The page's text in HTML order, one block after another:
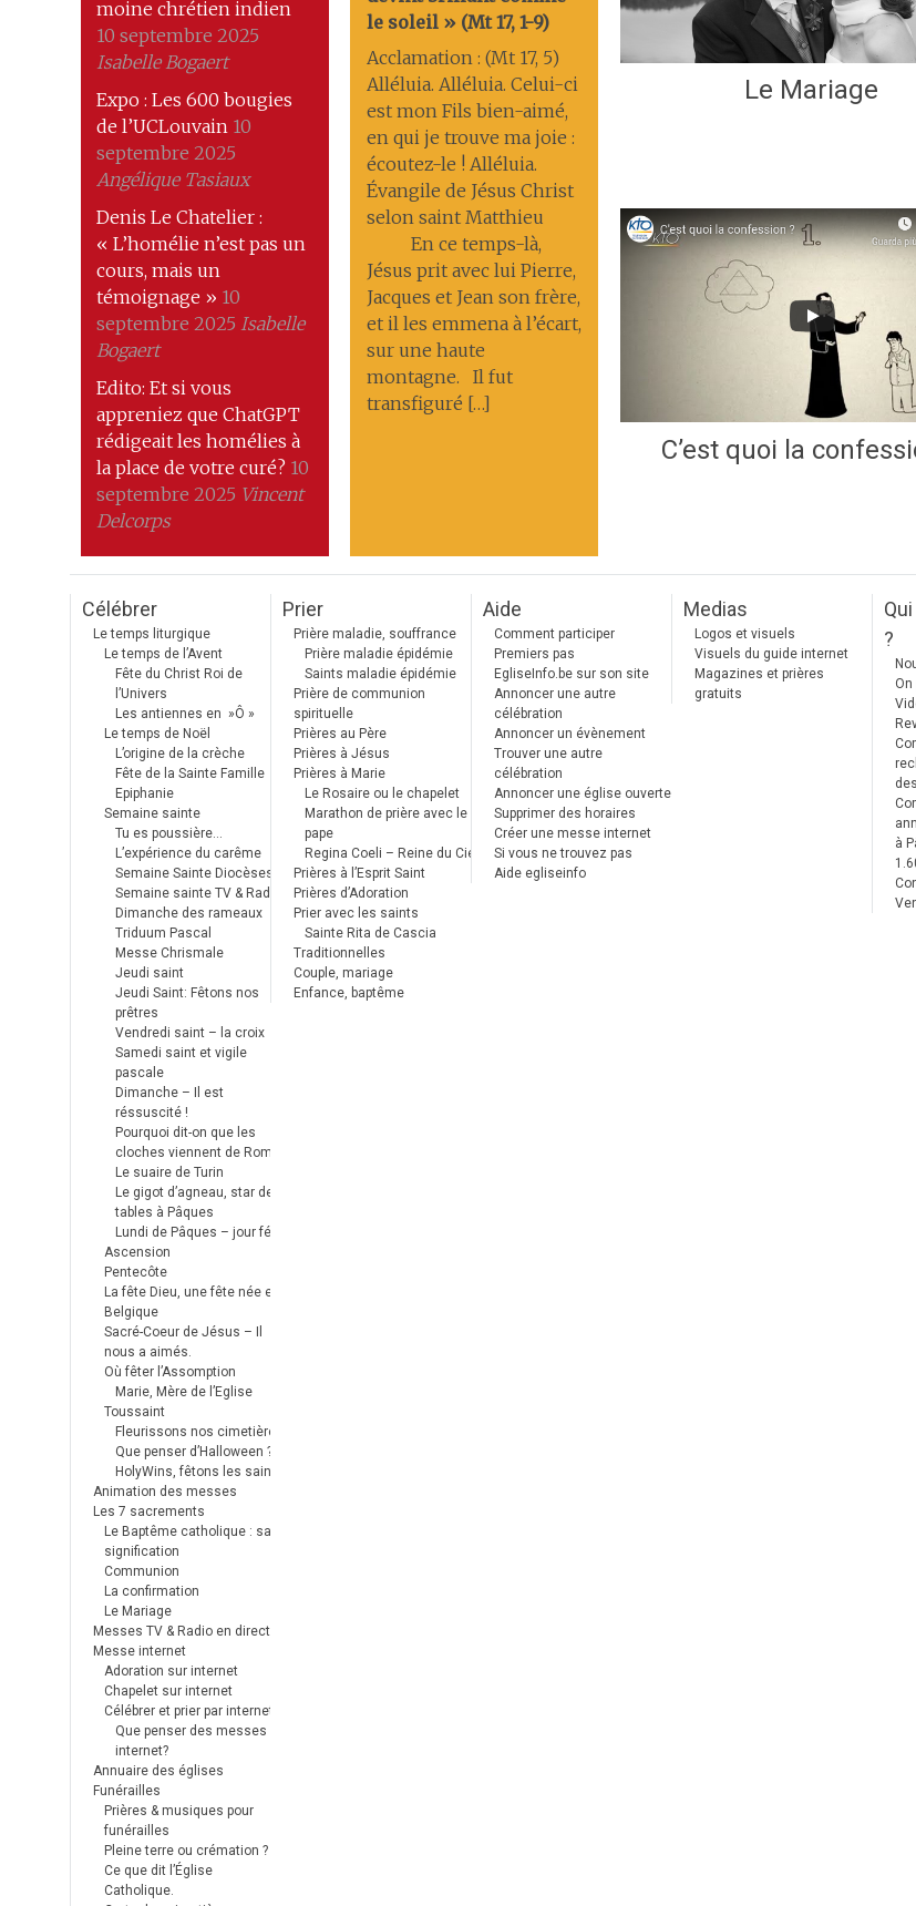
moine chrétien indien
10 septembre 2025
Isabelle Bogaert
Expo : Les 600 bougies
de l’UCLouvain 10
septembre 2025
Angélique Tasiaux
Denis Le Chatelier :
« L’homélie n’est pas un
cours, mais un
témoignage » 10
septembre 2025 Isabelle
Bogaert
Edito: Et si vous
appreniez que ChatGPT
rédigeait les homélies à
la place de votre curé? 10
septembre 2025 Vincent
Delcorps
le soleil » (Mt 17, 1-9)
Acclamation : (Mt 17, 5)
Alléluia. Alléluia. Celui-ci
est mon Fils bien-aimé,
en qui je trouve ma joie :
écoutez-le ! Alléluia.
Évangile de Jésus Christ
selon saint Matthieu
En ce temps-là,
Jésus prit avec lui Pierre,
Jacques et Jean son frère,
et il les emmena à l’écart,
sur une haute
montagne. Il fut
transfiguré […]
Le Mariage
C’est quoi la
Célébrer
Le temps liturgique
Le temps de l’Avent
Fête du Christ Roi de
l’Univers
Les antiennes en »Ô »
Le temps de Noël
L’origine de la crèche
Fête de la Sainte Famille
Epiphanie
Semaine sainte
Tu es poussière…
L’expérience du carême
Semaine Sainte Diocèses
Semaine sainte TV & Radio
Dimanche des rameaux
Triduum Pascal
Messe Chrismale
Jeudi saint
Jeudi Saint: Fêtons nos
prêtres
Vendredi saint – la croix
Samedi saint et vigile
pascale
Dimanche – Il est
réssuscité !
Pourquoi dit-on que les
cloches viennent de Rome ?
Le suaire de Turin
Le gigot d’agneau, star des
tables à Pâques
Lundi de Pâques – jour férié
Ascension
Pentecôte
La fête Dieu, une fête née en
Belgique
Sacré-Coeur de Jésus – Il
nous a aimés.
Où fêter l’Assomption
Marie, Mère de l’Eglise
Toussaint
Fleurissons nos cimetières
Que penser d’Halloween ?
HolyWins, fêtons les saints !
Animation des messes
Les 7 sacrements
Le Baptême catholique : sa
signification
Communion
La confirmation
Le Mariage
Messes TV & Radio en direct
Messe internet
Adoration sur internet
Chapelet sur internet
Célébrer et prier par internet
Que penser des messes
internet?
Annuaire des églises
Funérailles
Prières & musiques pour
funérailles
Pleine terre ou crémation ?
Ce que dit l’Église
Catholique.
Prier
Prière maladie, souffrance
Prière maladie épidémie
Saints maladie épidémie
Prière de communion
spirituelle
Prières au Père
Prières à Jésus
Prières à Marie
Le Rosaire ou le chapelet
Marathon de prière avec le
pape
Regina Coeli – Reine du Ciel
Prières à l’Esprit Saint
Prières d’Adoration
Prier avec les saints
Sainte Rita de Cascia
Traditionnelles
Couple, mariage
Enfance, baptême
Aide
Comment participer
Premiers pas
EgliseInfo.be sur son site
Annoncer une autre
célébration
Annoncer un évènement
Trouver une autre
célébration
Annoncer une église ouverte
Supprimer des horaires
Créer une messe internet
Si vous ne trouvez pas
Aide egliseinfo
Medias
Logos et visuels
Visuels du guide internet
Magazines et prières
gratuits
?
à